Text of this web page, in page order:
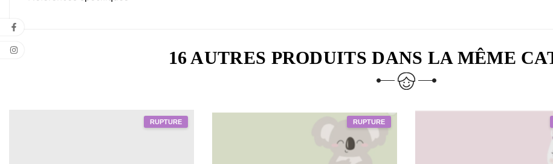
16 AUTRES PRODUITS DANS LA MÊME